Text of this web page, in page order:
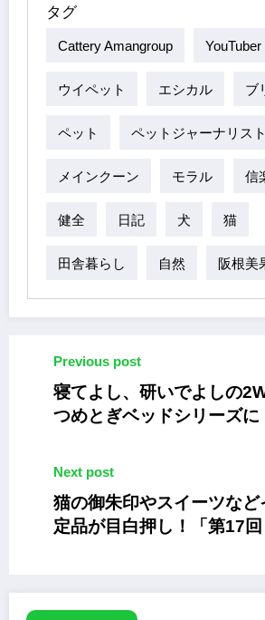
タグ
Cattery Amangroup YouTuber
ウイペット エシカル ブ
ペット ペットジャーナリスト
メインクーン モラル 信
健全 日記 犬 猫
田舎暮らし 自然 阪根美
Previous post
寝てよし、研いでよしの
つめとぎベッドシリーズに
Next post
猫の御朱印やスイーツなど
定品が目白押し！「第17